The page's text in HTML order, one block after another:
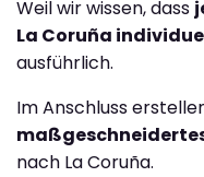
Weil wir wissen, dass
La Coruña
ausführlich.
Im Anschluss
nach La Coruña.